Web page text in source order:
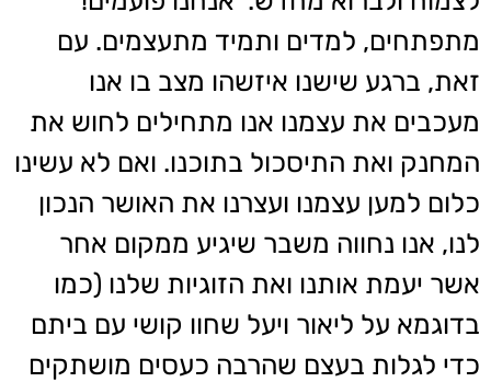
מתפתחים, למדים ותמיד מתעצמים. עם
זאת, ברגע שישנו איזשהו מצב בו אנו
מעכבים את עצמנו אנו מתחילים לחוש את
המחנק ואת התיסכול בתוכנו. ואם לא עשינו
כלום למען עצמנו ועצרנו את האושר הנכון
לנו, אנו נחווה משבר שיגיע ממקום אחר
אשר יעמת אותנו ואת הזוגיות שלנו (כמו
בדוגמא על ליאור ויעל שחוו קושי עם ביתם
כדי לגלות בעצם שהרבה כעסים מושתקים